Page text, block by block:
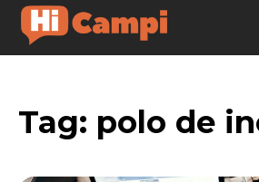
Tag: polo de